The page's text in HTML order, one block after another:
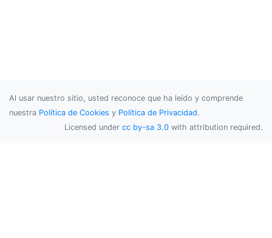
Al usar nuestro sitio, usted reconoce que ha leído y comprende
nuestra Política de Cookies y Política de Privacidad.
Licensed under cc by-sa 3.0 with attribution required.